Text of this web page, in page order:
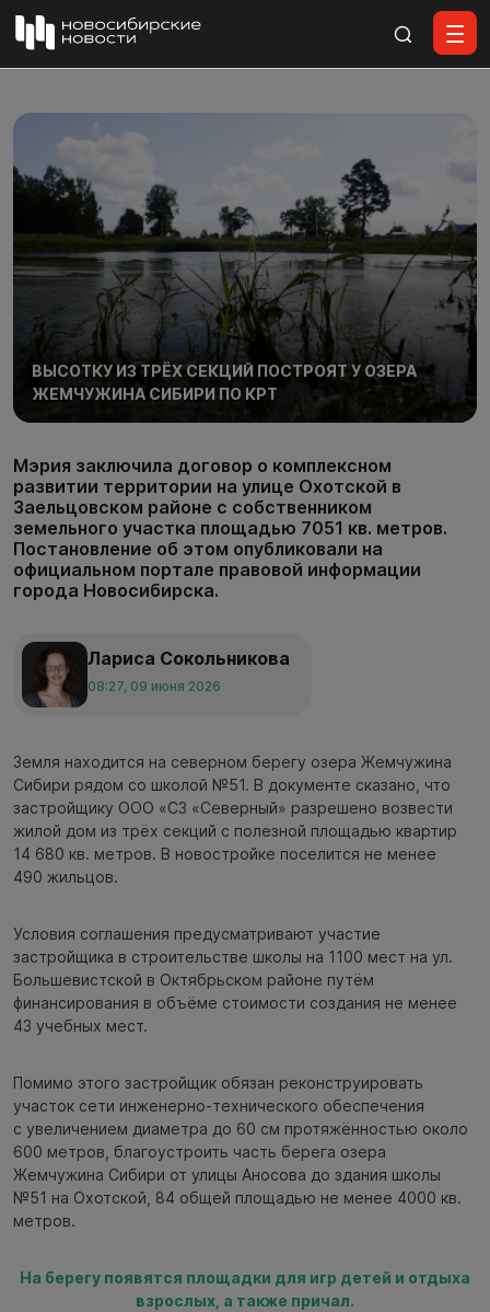
ВЫСОТКУ ИЗ ТРЁХ СЕКЦИЙ ПОСТРОЯТ У ОЗЕРА
ЖЕМЧУЖИНА СИБИРИ ПО КРТ
Мэрия заключила договор о комплексном
развитии территории на улице Охотской в
Заельцовском районе с собственником
земельного участка площадью 7051 кв. метров.
Постановление об этом опубликовали на
официальном портале правовой информации
города Новосибирска.
Лариса Сокольникова
08:27, 09 июня 2026
Земля находится на северном берегу озера Жемчужина
Сибири рядом со школой №51. В документе сказано, что
застройщику ООО «СЗ «Северный» разрешено возвести
жилой дом из трёх секций с полезной площадью квартир
14 680 кв. метров. В новостройке поселится не менее
490 жильцов.
Условия соглашения предусматривают участие
застройщика в строительстве школы на 1100 мест на ул.
Большевистской в Октябрьском районе путём
финансирования в объёме стоимости создания не менее
43 учебных мест.
Помимо этого застройщик обязан реконструировать
участок сети инженерно-технического обеспечения
с увеличением диаметра до 60 см протяжённостью около
600 метров, благоустроить часть берега озера
Жемчужина Сибири от улицы Аносова до здания школы
№51 на Охотской, 84 общей площадью не менее 4000 кв.
метров.
На берегу появятся площадки для игр детей и отдыха
взрослых, а также причал.